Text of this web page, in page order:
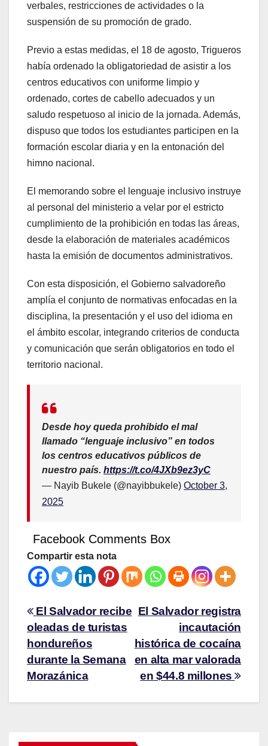
verbales, restricciones de actividades o la
suspensión de su promoción de grado.
Previo a estas medidas, el 18 de agosto, Trigueros
había ordenado la obligatoriedad de asistir a los
centros educativos con uniforme limpio y
ordenado, cortes de cabello adecuados y un
saludo respetuoso al inicio de la jornada. Además,
dispuso que todos los estudiantes participen en la
formación escolar diaria y en la entonación del
himno nacional.
El memorando sobre el lenguaje inclusivo instruye
al personal del ministerio a velar por el estricto
cumplimiento de la prohibición en todas las áreas,
desde la elaboración de materiales académicos
hasta la emisión de documentos administrativos.
Con esta disposición, el Gobierno salvadoreño
amplía el conjunto de normativas enfocadas en la
disciplina, la presentación y el uso del idioma en
el ámbito escolar, integrando criterios de conducta
y comunicación que serán obligatorios en todo el
territorio nacional.
Desde hoy queda prohibido el mal
llamado “lenguaje inclusivo” en todos
los centros educativos públicos de
nuestro país. https://t.co/4JXb9ez3yC
— Nayib Bukele (@nayibbukele) October 3,
2025
Facebook Comments Box
Compartir esta nota
El Salvador registra
incautación
histórica de cocaína
en alta mar valorada
en $44.8 millones
El Salvador recibe
oleadas de turistas
hondureños
durante la Semana
Morazánica